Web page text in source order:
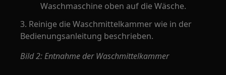
Waschmaschine oben auf die Wäsche.
3. Reinige die Waschmittelkammer wie in der
Bedienungsanleitung beschrieben.
Bild 2: Entnahme der Waschmittelkammer